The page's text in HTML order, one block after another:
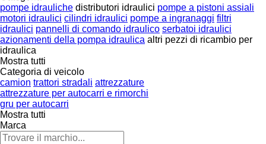
pompe idrauliche distributori idraulici pompe a pistoni assiali
motori idraulici cilindri idraulici pompe a ingranaggi filtri
idraulici pannelli di comando idraulico serbatoi idraulici
azionamenti della pompa idraulica altri pezzi di ricambio per
idraulica
Mostra tutti
Categoria di veicolo
camion trattori stradali attrezzature
attrezzature per autocarri e rimorchi
gru per autocarri
Mostra tutti
Marca